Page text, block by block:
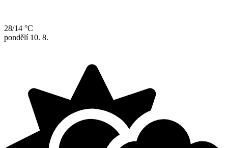
28/14 °C
pondělí 10. 8.